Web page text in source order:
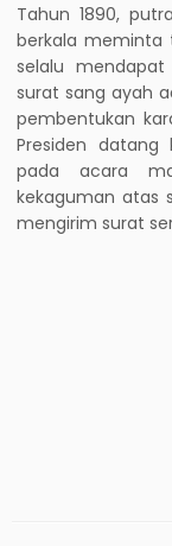
Tahun 1890,
berkala meminta
selalu
surat sang ayah
pembentukan
Presiden
pada acara
kekaguman atas
mengirim surat